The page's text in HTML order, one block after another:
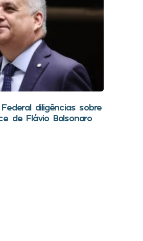
diligências sobre
de Flávio Bolsonaro